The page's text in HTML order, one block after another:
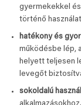
gyermekekkel
történő
hatékony és
működésbe lép,
helyett teljesen
levegőt
sokoldalú